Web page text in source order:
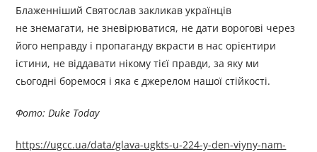
Блаженніший Святослав закликав українців
не знемагати, не зневірюватися, не дати ворогові через
його неправду і пропаганду вкрасти в нас орієнтири
істини, не віддавати нікому тієї правди, за яку ми
сьогодні боремося і яка є джерелом нашої стійкості.
Фото: Duke Today
https://ugcc.ua/data/glava-ugkts-u-224-y-den-viyny-nam-